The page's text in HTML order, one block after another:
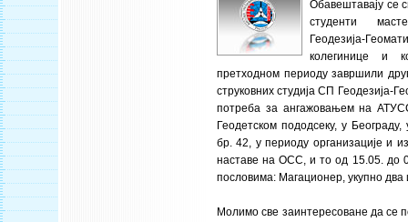
Обавештавају се
студенти
Геодезија-
колегинице и
претходном периоду завршили
струковних студија СП Геодезија-
потреба за ангажовањем на
Геодетском пододсеку, у
бр. 42, у периоду организације и
наставе на ОСС, и то од 15.05. до
пословима: Магационер, укупно
Молимо све заинтересоване да се